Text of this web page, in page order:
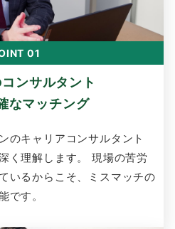
01
ンサルタント
なマッチング
のキャリアコンサルタント
く理解します。 現場の苦労
いるからこそ、ミスマッチの
です。